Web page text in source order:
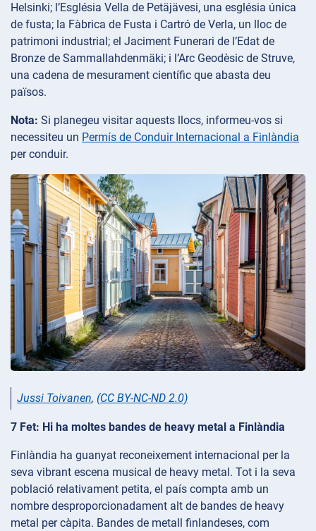
Helsinki; l’Església Vella de Petäjävesi, una església única
de fusta; la Fàbrica de Fusta i Cartró de Verla, un lloc de
patrimoni industrial; el Jaciment Funerari de l’Edat de
Bronze de Sammallahdenmäki; i l’Arc Geodèsic de Struve,
una cadena de mesurament científic que abasta deu
països.
Nota: Si planegeu visitar aquests llocs, informeu-vos si
necessiteu un Permís de Conduir Internacional a Finlàndia
per conduir.
Jussi Toivanen, (CC BY-NC-ND 2.0)
7 Fet: Hi ha moltes bandes de heavy metal a Finlàndia
Finlàndia ha guanyat reconeixement internacional per la
seva vibrant escena musical de heavy metal. Tot i la seva
població relativament petita, el país compta amb un
nombre desproporcionadament alt de bandes de heavy
metal per càpita. Bandes de metall finlandeses, com